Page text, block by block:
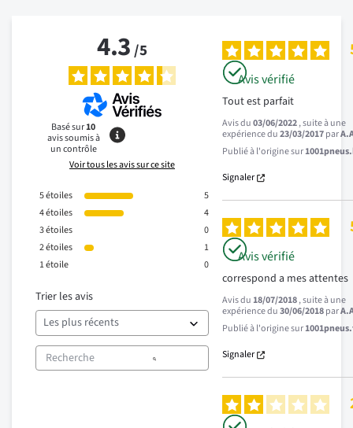
4.3/5
Basé sur10
avis soumis à
un contrôle
Voir tous les avis sur ce site
5étoiles
5
4étoiles
4
3étoiles
0
2étoiles
1
1étoile 0
Trier les avis
Avis vérifié
Tout est parfait
Avis du03/06/2022, suite à une
expérience du23/03/2017par
Publié à l'origine sur
Signaler
Avis vérifié
correspond a mes attentes
Avis du18/07/2018, suite à une
expérience du30/06/2018par
Publié à l'origine sur
Signaler